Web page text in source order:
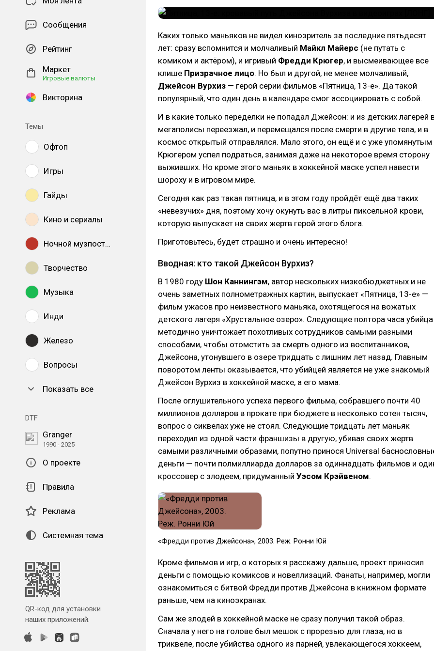
Сообщения
Рейтинг
Маркет
Игровые валюты
Викторина
Темы
Офтоп
Игры
Гайды
Кино и сериалы
Ночной музпостинг
Творчество
Музыка
Инди
Железо
Вопросы
Показать все
DTF
Granger
1990 - 2025
О проекте
Правила
Реклама
Системная тема
QR-код для установки
наших приложений.
Каких только маньяков не видел кинозритель за последние пятьдесят
лет: сразу вспомнится и молчаливый Майкл Майерс (не путать с
комиком и актёром), и игривый Фредди Крюгер, и высмеивающее все
клише Призрачное лицо. Но был и другой, не менее молчаливый,
Джейсон Вурхиз — герой серии фильмов «Пятница, 13-е». Да такой
популярный, что один день в календаре смог ассоциировать с собой.
И в какие только переделки не попадал Джейсон: и из детских лагерей
мегаполисы переезжал, и перемещался после смерти в другие тела, и в
космос открытый отправлялся. Мало этого, он ещё и с уже упомянутым
Крюгером успел подраться, занимая даже на некоторое время сторону
выживших. Но кроме этого маньяк в хоккейной маске успел навести
шороху и в игровом мире.
Сегодня как раз такая пятница, и в этом году пройдёт ещё два таких
«невезучих» дня, поэтому хочу окунуть вас в литры пиксельной крови,
которую выпускает на своих жертв герой этого блога.
Приготовьтесь, будет страшно и очень интересно!
Вводная: кто такой Джейсон Вурхиз?
В 1980 году Шон Каннингэм, автор нескольких низкобюджетных и не
очень заметных полнометражных картин, выпускает «Пятница, 13-е» —
фильм ужасов про неизвестного маньяка, охотящегося на вожатых
детского лагеря «Хрустальное озеро». Следующие полтора часа убийца
методично уничтожает похотливых сотрудников самыми разными
способами, чтобы отомстить за смерть одного из воспитанников,
Джейсона, утонувшего в озере тридцать с лишним лет назад. Главным
поворотом ленты оказывается, что убийцей является не уже знакомый
Джейсон Вурхиз в хоккейной маске, а его мама.
После оглушительного успеха первого фильма, собравшего почти 40
миллионов долларов в прокате при бюджете в несколько сотен тысяч,
вопрос о сиквелах уже не стоял. Следующие тридцать лет маньяк
переходил из одной части франшизы в другую, убивая своих жертв
самыми различными образами, попутно принося Universal
деньги — почти полмиллиарда долларов за одиннадцать фильмов и
кроссовер с злодеем, придуманный Уэсом Крэйвеном.
«Фредди против Джейсона», 2003. Реж. Ронни Юй
Кроме фильмов и игр, о которых я расскажу дальше, проект приносил
деньги с помощью комиксов и новеллизаций. Фанаты, например, могли
ознакомиться с битвой Фредди против Джейсона в книжном формате
раньше, чем на киноэкранах.
Сам же злодей в хоккейной маске не сразу получил такой образ.
Сначала у него на голове был мешок с прорезью для глаза, но в
триквеле, после убийства одного из парней, увлекающегося хоккеем,